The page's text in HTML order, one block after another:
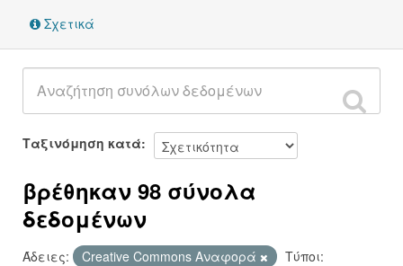
Σχετικά
Ταξινόμηση κατά
βρέθηκαν 98 σύνολα
δεδομένων
Άδειες: Creative Commons Αναφορά
Τύποι: